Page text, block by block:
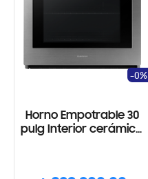
Horno Empotrable 30
pulg Interior cerámico,
-0%